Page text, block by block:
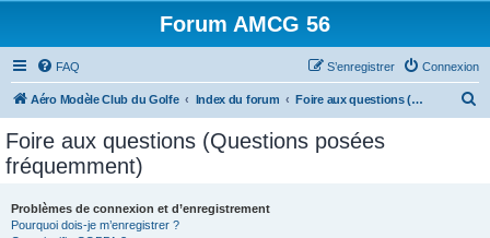
Forum AMCG 56
FAQ Connexion
S’enregistrer
Aéro Modèle Club du Golfe Index du forum Foire aux questions (Questions posées fréquemment)
Foire aux questions (Questions posées
fréquemment)
Problèmes de connexion et d’enregistrement
Pourquoi dois-je m’enregistrer ?